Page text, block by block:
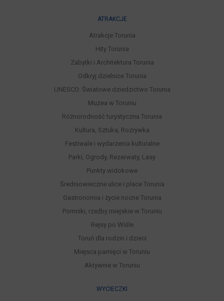
ATRAKCJE
Atrakcje Torunia
Hity Torunia
Zabytki i Architektura Torunia
Odkryj dzielnice Torunia
UNESCO: Światowe dziedzictwo Torunia
Muzea w Toruniu
Różnorodność turystyczna Torunia
Kultura, Sztuka, Rozrywka
Festiwale i wydarzenia kulturalne
Parki, Ogrody, Rezerwaty, Lasy
Punkty widokowe
Średniowieczne ulice i place Torunia
Gastronomia i życie nocne Torunia
Pomniki, rzeźby miejskie w Toruniu
Rejsy po Wiśle
Toruń dla rodzin i dzieci
Miejsca pamięci w Toruniu
Aktywnie w Toruniu
WYCIECZKI